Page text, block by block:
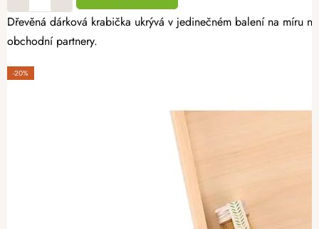
Dřevěná dárková krabička ukrývá v jedinečném balení na míru
obchodní partnery.
-20%